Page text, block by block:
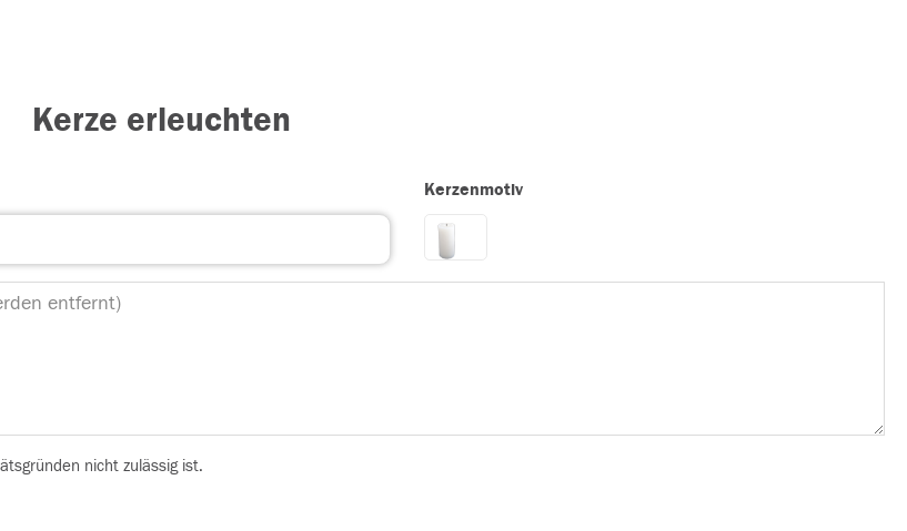
Kerze erleuchten
Kerzenmotiv
nicht zulässig ist.